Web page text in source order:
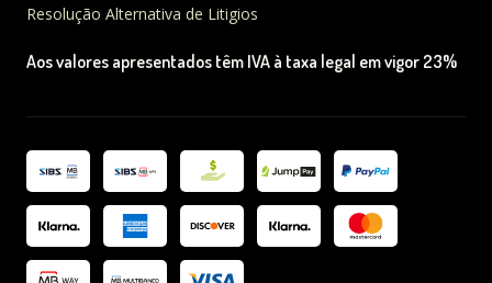
Resolução Alternativa de Litigios
Aos valores apresentados têm IVA à taxa legal em vigor 23%